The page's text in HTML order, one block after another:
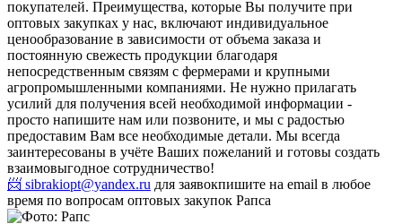
покупателей. Преимущества, которые Вы получите при
оптовых закупках у нас, включают индивидуальное
ценообразование в зависимости от объема заказа и
постоянную свежесть продукции благодаря
непосредственным связям с фермерами и крупными
агропромышленными компаниями. Не нужно прилагать
усилий для получения всей необходимой информации -
просто напишите нам или позвоните, и мы с радостью
предоставим Вам все необходимые детали. Мы всегда
заинтересованы в учёте Ваших пожеланий и готовы создать
взаимовыгодное сотрудничество!
📨 sibrakiopt@yandex.ru для заявокпишите на email в любое
время по вопросам оптовых закупок Рапса